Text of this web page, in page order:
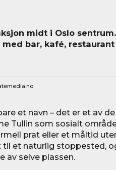
midt i Oslo
bar, kafé,
et navn – det er et av
Tullin som sosialt
prat eller et måltid
til et naturlig stoppested,
av selve plassen.